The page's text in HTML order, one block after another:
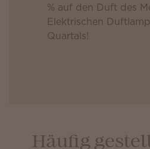
% auf den Duft des
Elektrischen
Quartals!
Häufig